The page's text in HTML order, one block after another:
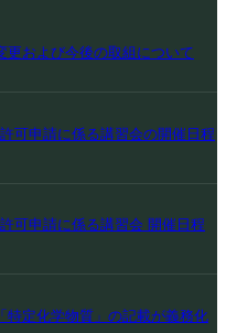
更および今後の取組について
可申請に係る講習会の開催日程
可申請に係る講習会 開催日程
特定化学物質」の記載が義務化